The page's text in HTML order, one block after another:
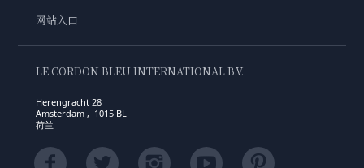
网站入口
LE CORDON BLEU INTERNATIONAL B.V.
Herengracht 28
Amsterdam , 1015 BL
荷兰